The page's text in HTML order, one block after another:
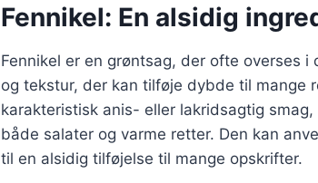
Fennikel: En alsidig
Fennikel er en grøntsag, der ofte overses
og tekstur, der kan tilføje dybde til mange
karakteristisk anis- eller lakridsagtig
både salater og varme retter. Den kan
til en alsidig tilføjelse til mange opskrifter.